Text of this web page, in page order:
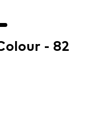
- 82